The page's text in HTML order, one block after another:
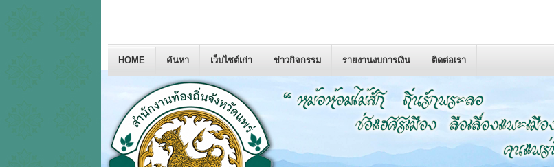
HOME ค้นหา เว็บไซต์เก่า ข่าวกิจกรรม รายงานงบการเงิน ติดต่อเรา